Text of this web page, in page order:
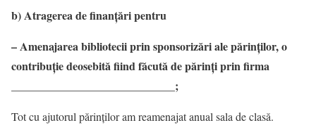
b) Atragerea de finanțări pentru
– Amenajarea bibliotecii prin sponsorizări ale părinților, o
contribuție deosebită fiind făcută de părinți prin firma
_____________________________;
Tot cu ajutorul părinților am reamenajat anual sala de clasă.